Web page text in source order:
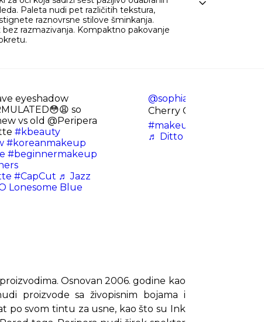
Paleta nudi pet različitih tekstura,
raznovrsne stilove šminkanja.
razmazivanja. Kompaktno pakovanje
eyeshadow
so
vs old @Peripera
#kbeauty
#koreanmakeup
#beginnermakeup
#CapCut ♬ Jazz
Lonesome Blue
@sophiasrecs
Cherry Cool Rush! ❤️🍒
#makeupreview
♬ Ditto - ‍
Osnovan 2006. godine kao
proizvode sa živopisnim bojama i
po svom tintu za usne, kao što su Ink